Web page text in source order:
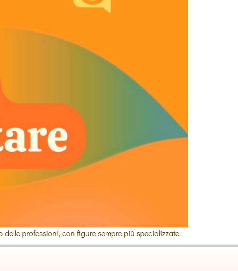
professioni, con figure sempre più specializzate.